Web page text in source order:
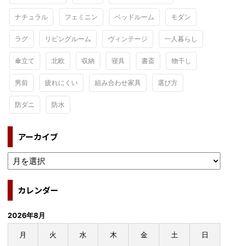
ナチュラル フェミニン ベッドルーム モダン
ラグ リビングルーム ヴィンテージ 一人暮らし
傘立て 北欧 収納 寝具 書斎 物干し
男前 疲れにくい 組み合わせ家具 選び方
防ダニ 防水
アーカイブ
カレンダー
2026年8月
月 火 水 木 金 土 日